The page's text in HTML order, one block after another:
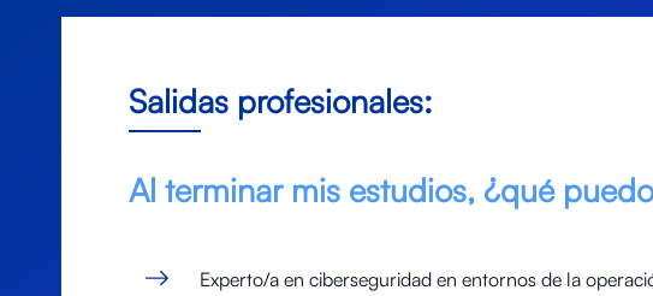
Salidas profesionales:
Al terminar mis estudios, ¿qué
Experto/a en ciberseguridad en entornos de la